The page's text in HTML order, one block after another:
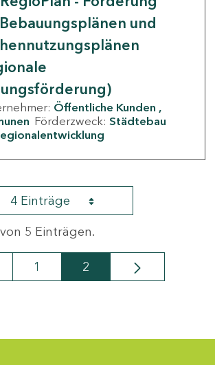
und
Öffentliche Kunden
Förderzweck: Städtebau
4 Einträge
5 Einträgen.
Seite
1 Seite
2